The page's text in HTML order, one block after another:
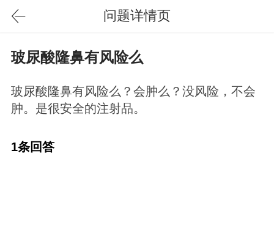
问题详情页
玻尿酸隆鼻有风险么
玻尿酸隆鼻有风险么？会肿么？没风险，不会
肿。是很安全的注射品。
1条回答